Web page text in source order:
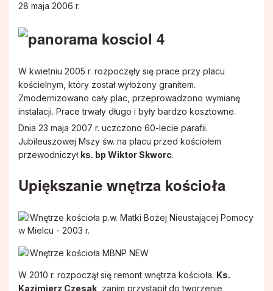
28 maja 2006 r.
W kwietniu 2005 r. rozpoczęły się prace przy placu
kościelnym, który został wyłożony granitem.
Zmodernizowano cały plac, przeprowadzono wymianę
instalacji. Prace trwały długo i były bardzo kosztowne.
Dnia 23 maja 2007 r. uczczono 60-lecie parafii.
Jubileuszowej Mszy św. na placu przed kościołem
przewodniczył ks. bp Wiktor Skworc.
Upiększanie wnętrza kościoła
W 2010 r. rozpoczął się remont wnętrza kościoła. Ks.
Kazimierz Czesak , zanim przystąpił do tworzenie